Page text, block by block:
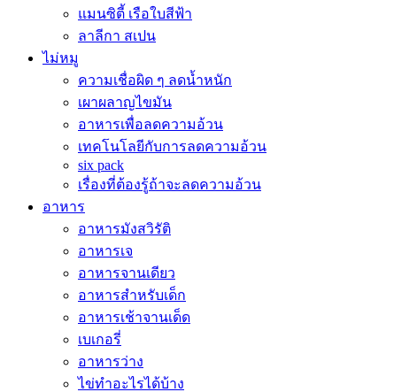
แมนซิตี้ เรือใบสีฟ้า
ลาลีกา สเปน
ไม่หมู
ความเชื่อผิด ๆ ลดน้ำหนัก
เผาผลาญไขมัน
อาหารเพื่อลดความอ้วน
เทคโนโลยีกับการลดความอ้วน
six pack
เรื่องที่ต้องรู้ถ้าจะลดความอ้วน
อาหาร
อาหารมังสวิรัติ
อาหารเจ
อาหารจานเดียว
อาหารสำหรับเด็ก
อาหารเช้าจานเด็ด
เบเกอรี่
อาหารว่าง
ไข่ทำอะไรได้บ้าง